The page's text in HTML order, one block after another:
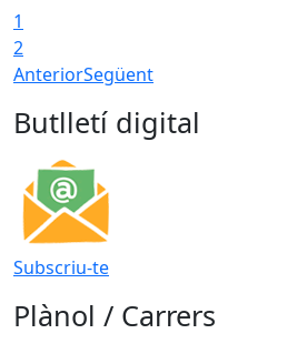
1
2
AnteriorSegüent
Butlletí digital
Subscriu-te
Plànol / Carrers